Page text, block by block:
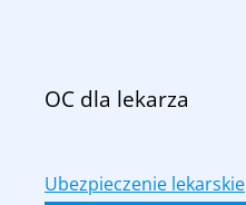
OC dla lekarza
Ubezpieczenie lekarskie